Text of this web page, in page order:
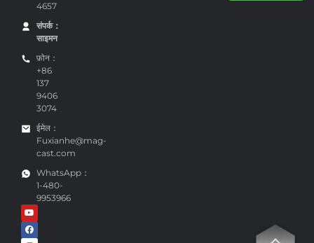
4657
संपर्क：
साइमन
फ़ोन：
+86
137
9406
3074
ईमेल：
Fuxianhe@mag-
cast.com
WhatsApp：
1-480-
9953966